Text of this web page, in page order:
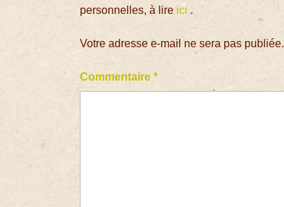
personnelles, à lire ici .
Votre adresse e-mail ne sera pas publiée.
Commentaire*